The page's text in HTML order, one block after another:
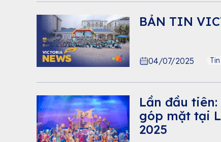
BẢN TIN
04/07/2025
Lần đầu
góp mặt tại
2025